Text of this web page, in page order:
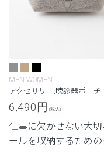
MEN WOMEN
アクセサリー:聴診器ポーチ
6,490円 (税込)
仕事に欠かせない大切
ールを収納するため